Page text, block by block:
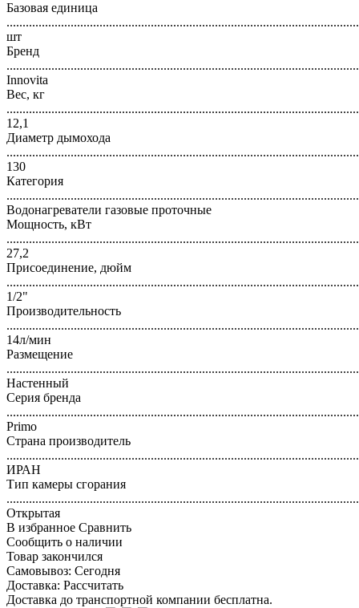
Базовая единица
шт
Бренд
Innovita
Вес, кг
12,1
Диаметр дымохода
130
Категория
Водонагреватели газовые проточные
Мощность, кВт
27,2
Присоединение, дюйм
1/2"
Производительность
14л/мин
Размещение
Настенный
Серия бренда
Primo
Страна производитель
ИРАН
Тип камеры сгорания
Открытая
В избранное Сравнить
Сообщить о наличии
Товар закончился
Самовывоз: Сегодня
Доставка: Рассчитать
Доставка до транспортной компании бесплатна.